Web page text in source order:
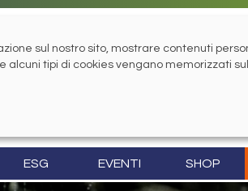
ESG EVENTI SHOP
sul nostro sito, mostrare contenuti
tipi di cookies vengano memorizzati